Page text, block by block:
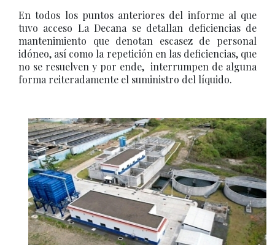
En todos los puntos anteriores del informe al que
tuvo acceso La Decana se detallan deficiencias de
mantenimiento que denotan escasez de personal
idóneo, así como la repetición en las deficiencias, que
no se resuelven y por ende, interrumpen de alguna
forma reiteradamente el suministro del líquido.